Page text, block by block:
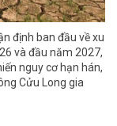
định ban đầu về xu
và đầu năm 2027,
nguy cơ hạn hán,
Cửu Long gia